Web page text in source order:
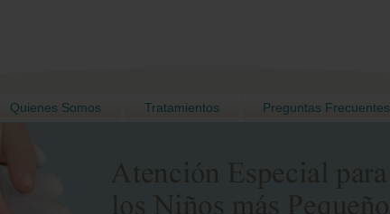
Quienes Somos Tratamientos Preguntas Frecuentes